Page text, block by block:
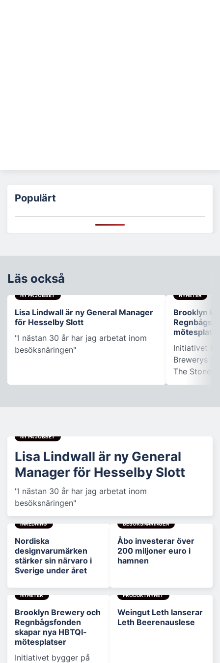
Populärt
Läs också
NY PÅ JOBBET
Lisa Lindwall är ny General Manager
för Hesselby Slott
"I nästan 30 år har jag arbetat inom
besöksnäringen"
NYHETER
Brooklyn
Initiativet
Brewerys
The
NY PÅ JOBBET
Lisa Lindwall är ny General
Manager för Hesselby Slott
"I nästan 30 år har jag arbetat inom
besöksnäringen"
INREDNING
Nordiska
designvarumärken
stärker sin närvaro i
Sverige under året
BESÖKSNÄRINGEN
Åbo investerar över
200 miljoner euro i
hamnen
NYHETER
Brooklyn Brewery och
Regnbågsfonden
skapar nya HBTQI-
mötesplatser
Initiativet bygger på
PRODUKTNYHET
Weingut Leth lanserar
Leth Beerenauslese